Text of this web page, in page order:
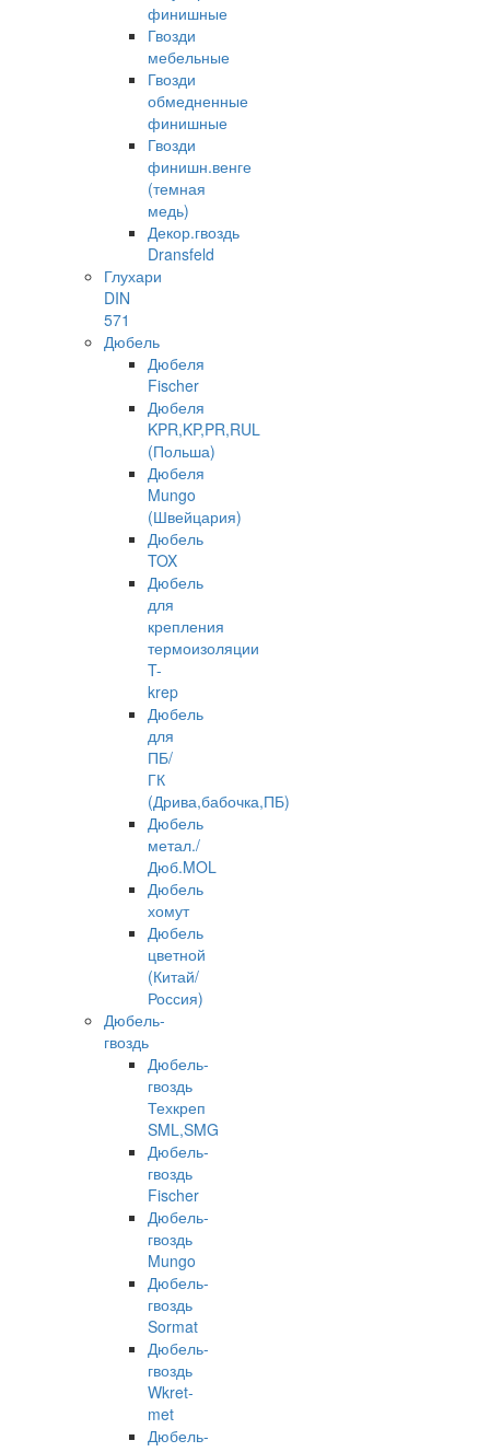
финишные
Гвозди
мебельные
Гвозди
обмедненные
финишные
Гвозди
финишн.венге
(темная
медь)
Декор.гвоздь
Dransfeld
Глухари
DIN
571
Дюбель
Дюбеля
Fischer
Дюбеля
KPR,KP,PR,RUL
(Польша)
Дюбеля
Mungo
(Швейцария)
Дюбель
TOX
Дюбель
для
крепления
термоизоляции
T-
krep
Дюбель
для
ПБ/
ГК
(Дрива,бабочка,ПБ)
Дюбель
метал./
Дюб.MOL
Дюбель
хомут
Дюбель
цветной
(Китай/
Россия)
Дюбель-
гвоздь
Дюбель-
гвоздь
Техкреп
SML,SMG
Дюбель-
гвоздь
Fischer
Дюбель-
гвоздь
Mungo
Дюбель-
гвоздь
Sormat
Дюбель-
гвоздь
Wkret-
met
Дюбель-